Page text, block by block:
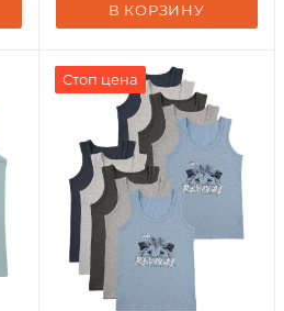
В КОРЗИНУ
Стоп цена